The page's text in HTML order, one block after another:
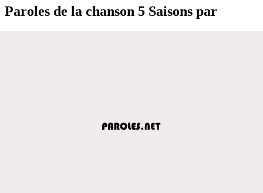
Paroles de la chanson 5 Saisons par